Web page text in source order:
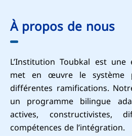
À propos de nous
L’Institution Toubkal est
met en œuvre le système
différentes ramifications.
un programme bilingue
actives, constructivistes,
compétences de l’intégration.